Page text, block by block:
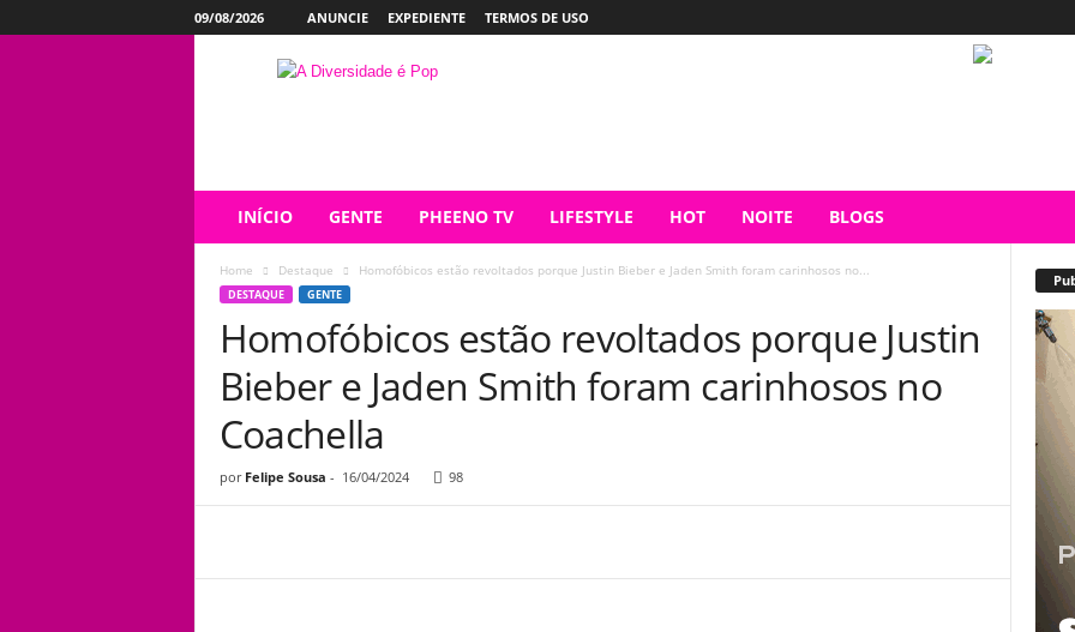
09/08/2026 ANUNCIE EXPEDIENTE TERMOS DE USO
INÍCIO GENTE PHEENO TV LIFESTYLE HOT NOITE BLOGS
Home Destaque Homofóbicos estão revoltados porque Justin Bieber e Jaden Smith foram carinhosos no...
DESTAQUE GENTE
Homofóbicos estão revoltados porque Justin
Bieber e Jaden Smith foram carinhosos no
Coachella
por Felipe Sousa - 16/04/2024 98